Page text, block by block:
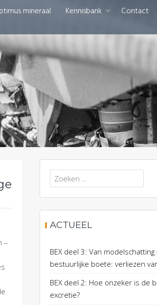
mineraal Kennisbank Contact
–
Zoeken
naar:
ACTUEEL
BEX deel 3: Van modelschatting
bestuurlijke boete: verliezen
BEX deel 2: Hoe onzeker is de
excretie?